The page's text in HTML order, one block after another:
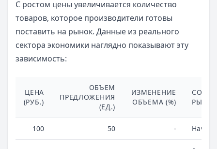
С ростом цены увеличивается количество
товаров, которое производители готовы
поставить на рынок. Данные из реального
сектора экономики наглядно показывают эту
зависимость:
ЦЕНА
(РУБ.)
ОБЪЕМ
ПРЕДЛОЖЕНИЯ
(ЕД.)
ИЗМЕНЕНИЕ
ОБЪЕМА (%)
РЫНКА
100 50 -